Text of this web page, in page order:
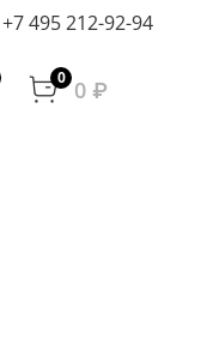
+7 495 212-92-94
0 0 ₽